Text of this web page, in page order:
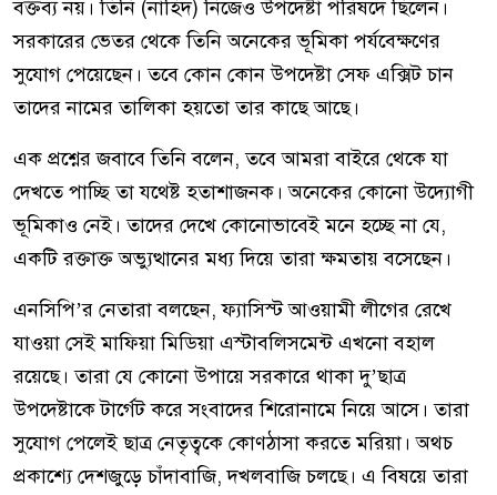
বক্তব্য নয়। তিনি (নাহিদ) নিজেও উপদেষ্টা পরিষদে ছিলেন।
সরকারের ভেতর থেকে তিনি অনেকের ভূমিকা পর্যবেক্ষণের
সুযোগ পেয়েছেন। তবে কোন কোন উপদেষ্টা সেফ এক্সিট চান
তাদের নামের তালিকা হয়তো তার কাছে আছে।
এক প্রশ্নের জবাবে তিনি বলেন, তবে আমরা বাইরে থেকে যা
দেখতে পাচ্ছি তা যথেষ্ট হতাশাজনক। অনেকের কোনো উদ্যোগী
ভূমিকাও নেই। তাদের দেখে কোনোভাবেই মনে হচ্ছে না যে,
একটি রক্তাক্ত অভ্যুত্থানের মধ্য দিয়ে তারা ক্ষমতায় বসেছেন।
এনসিপি’র নেতারা বলছেন, ফ্যাসিস্ট আওয়ামী লীগের রেখে
যাওয়া সেই মাফিয়া মিডিয়া এস্টাবলিসমেন্ট এখনো বহাল
রয়েছে। তারা যে কোনো উপায়ে সরকারে থাকা দু’ছাত্র
উপদেষ্টাকে টার্গেট করে সংবাদের শিরোনামে নিয়ে আসে। তারা
সুযোগ পেলেই ছাত্র নেতৃত্বকে কোণঠাসা করতে মরিয়া। অথচ
প্রকাশ্যে দেশজুড়ে চাঁদাবাজি, দখলবাজি চলছে। এ বিষয়ে তারা